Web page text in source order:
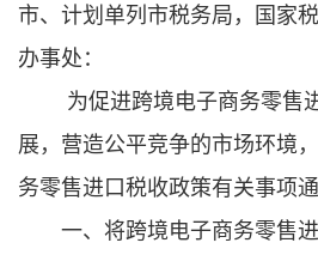
市、计划单列市税务局，国家
办事处：
为促进跨境电子商务零售
展，营造公平竞争的市场环境
务零售进口税收政策有关事项通
一、将跨境电子商务零售